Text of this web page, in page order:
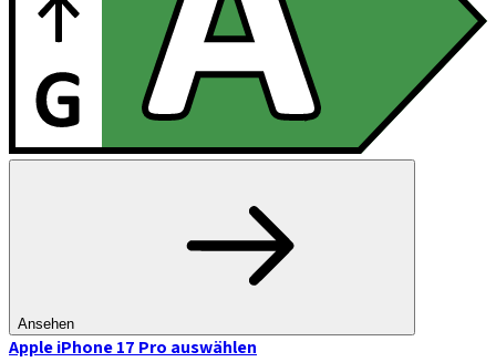
Ansehen
Apple iPhone 17 Pro auswählen